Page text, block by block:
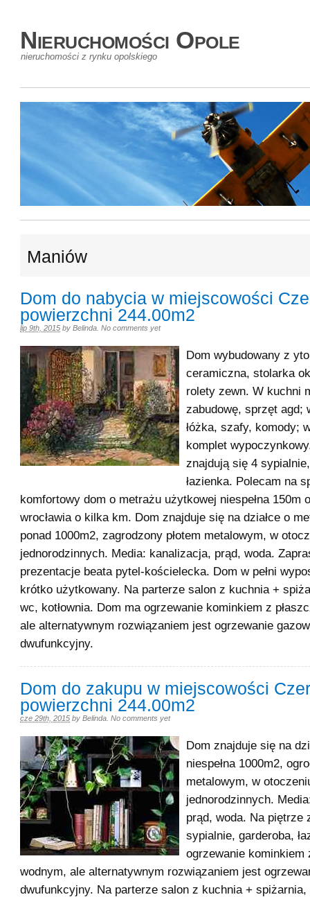
Nieruchomości Opole
nieruchomości z rynku opolskiego
Maniów
Dom do nabycia w miejscowości
powierzchni 244.00m2
lip 9th, 2015 by Belinda No comments yet
Dom wybudowany z
ceramiczna, stolarka
rolety zewn. W kuchni
zabudowę, sprzęt agd;
łóżka, szafy, komody;
komplet
znajdują się 4
łazienka. Polecam na
komfortowy dom o metrażu użytkowej niespełna 150m
wrocławia o kilka km. Dom znajduje się na działce o
ponad 1000m2, zagrodzony płotem metalowym, w
jednorodzinnych. Media: kanalizacja, prąd, woda.
prezentacje beata pytel-kościelecka. Dom w pełni
krótko użytkowany. Na parterze salon z kuchnia +
wc, kotłownia. Dom ma ogrzewanie kominkiem z
ale alternatywnym rozwiązaniem jest ogrzewanie
dwufunkcyjny.
Dom do zakupu w miejscowości
powierzchni 244.00m2
cze 29th, 2015 by Belinda No comments yet
Dom znajduje się na
niespełna 1000m2,
metalowym, w
jednorodzinnych.
prąd, woda. Na piętrze
sypialnie, garderoba,
ogrzewanie kominkiem
wodnym, ale alternatywnym rozwiązaniem jest
dwufunkcyjny. Na parterze salon z kuchnia +